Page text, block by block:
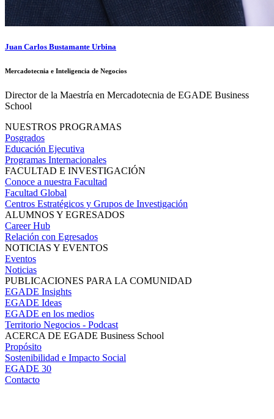
Juan Carlos Bustamante Urbina
Mercadotecnia e Inteligencia de Negocios
Director de la Maestría en Mercadotecnia de EGADE Business
School
NUESTROS PROGRAMAS
Posgrados
Educación Ejecutiva
Programas Internacionales
FACULTAD E INVESTIGACIÓN
Conoce a nuestra Facultad
Facultad Global
Centros Estratégicos y Grupos de Investigación
ALUMNOS Y EGRESADOS
Career Hub
Relación con Egresados
NOTICIAS Y EVENTOS
Eventos
Noticias
PUBLICACIONES PARA LA COMUNIDAD
EGADE Insights
EGADE Ideas
EGADE en los medios
Territorio Negocios - Podcast
ACERCA DE EGADE Business School
Propósito
Sostenibilidad e Impacto Social
EGADE 30
Contacto